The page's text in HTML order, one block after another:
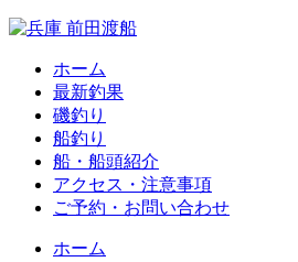
ホーム
最新釣果
磯釣り
船釣り
船・船頭紹介
アクセス・注意事項
ご予約・お問い合わせ
ホーム